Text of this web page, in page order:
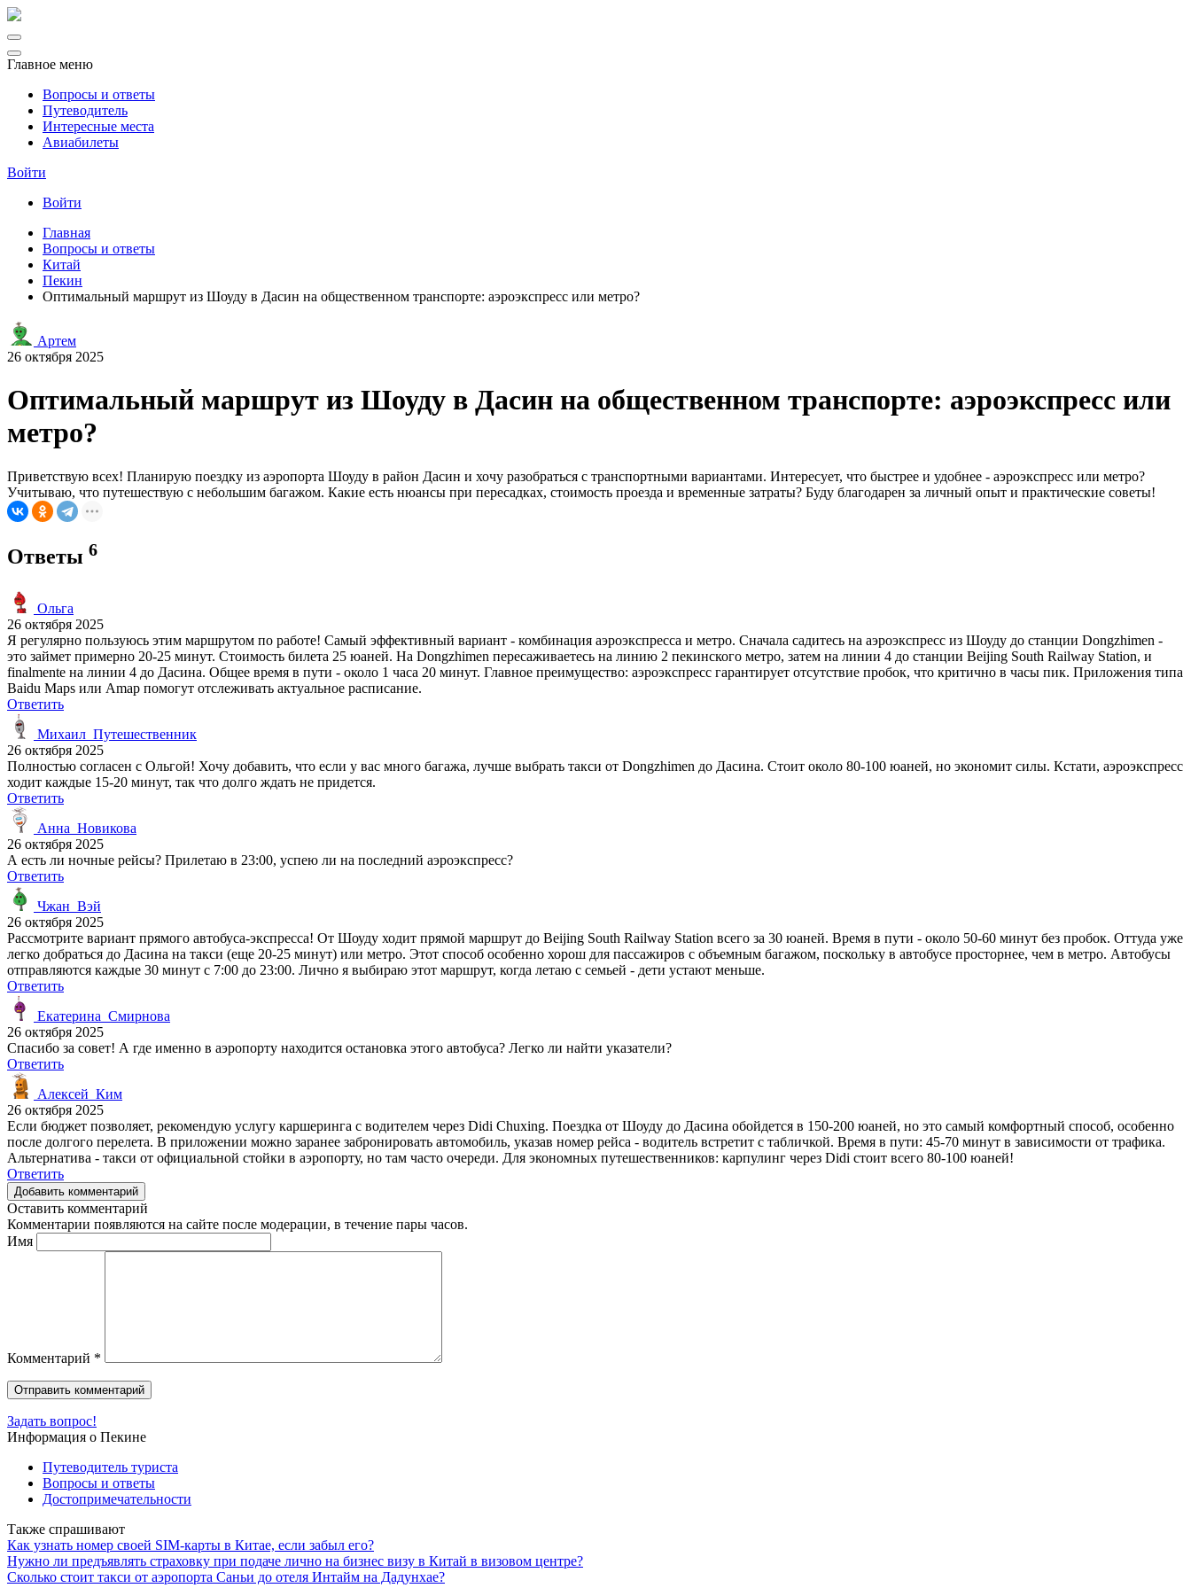
Главное меню
Вопросы и ответы
Путеводитель
Интересные места
Авиабилеты
Войти
Войти
Главная
Вопросы и ответы
Китай
Пекин
Оптимальный маршрут из Шоуду в Дасин на общественном транспорте: аэроэкспресс или метро?
Артем
26 октября 2025
Оптимальный маршрут из Шоуду в Дасин на общественном транспорте: аэроэкспресс или
метро?
Приветствую всех! Планирую поездку из аэропорта Шоуду в район Дасин и хочу разобраться с транспортными вариантами. Интересует, что быстрее и удобнее - аэроэкспресс или метро?
Учитываю, что путешествую с небольшим багажом. Какие есть нюансы при пересадках, стоимость проезда и временные затраты? Буду благодарен за личный опыт и практические советы!
Ответы 6
Ольга
26 октября 2025
Я регулярно пользуюсь этим маршрутом по работе! Самый эффективный вариант - комбинация аэроэкспресса и метро. Сначала садитесь на аэроэкспресс из Шоуду до станции Dongzhimen -
это займет примерно 20-25 минут. Стоимость билета 25 юаней. На Dongzhimen пересаживаетесь на линию 2 пекинского метро, затем на линии 4 до станции Beijing South Railway Station, и
finalmente на линии 4 до Дасина. Общее время в пути - около 1 часа 20 минут. Главное преимущество: аэроэкспресс гарантирует отсутствие пробок, что критично в часы пик. Приложения типа
Baidu Maps или Amap помогут отслеживать актуальное расписание.
Ответить
Михаил_Путешественник
26 октября 2025
Полностью согласен с Ольгой! Хочу добавить, что если у вас много багажа, лучше выбрать такси от Dongzhimen до Дасина. Стоит около 80-100 юаней, но экономит силы. Кстати, аэроэкспресс
ходит каждые 15-20 минут, так что долго ждать не придется.
Ответить
Анна_Новикова
26 октября 2025
А есть ли ночные рейсы? Прилетаю в 23:00, успею ли на последний аэроэкспресс?
Ответить
Чжан_Вэй
26 октября 2025
Рассмотрите вариант прямого автобуса-экспресса! От Шоуду ходит прямой маршрут до Beijing South Railway Station всего за 30 юаней. Время в пути - около 50-60 минут без пробок. Оттуда уже
легко добраться до Дасина на такси (еще 20-25 минут) или метро. Этот способ особенно хорош для пассажиров с объемным багажом, поскольку в автобусе просторнее, чем в метро. Автобусы
отправляются каждые 30 минут с 7:00 до 23:00. Лично я выбираю этот маршрут, когда летаю с семьей - дети устают меньше.
Ответить
Екатерина_Смирнова
26 октября 2025
Спасибо за совет! А где именно в аэропорту находится остановка этого автобуса? Легко ли найти указатели?
Ответить
Алексей_Ким
26 октября 2025
Если бюджет позволяет, рекомендую услугу каршеринга с водителем через Didi Chuxing. Поездка от Шоуду до Дасина обойдется в 150-200 юаней, но это самый комфортный способ, особенно
после долгого перелета. В приложении можно заранее забронировать автомобиль, указав номер рейса - водитель встретит с табличкой. Время в пути: 45-70 минут в зависимости от трафика.
Альтернатива - такси от официальной стойки в аэропорту, но там часто очереди. Для экономных путешественников: карпулинг через Didi стоит всего 80-100 юаней!
Ответить
Добавить комментарий
Оставить комментарий
Комментарии появляются на сайте после модерации, в течение пары часов.
Имя
Комментарий *
Задать вопрос!
Информация о Пекине
Путеводитель туриста
Вопросы и ответы
Достопримечательности
Также спрашивают
Как узнать номер своей SIM-карты в Китае, если забыл его?
Нужно ли предъявлять страховку при подаче лично на бизнес визу в Китай в визовом центре?
Сколько стоит такси от аэропорта Саньи до отеля Интайм на Дадунхае?